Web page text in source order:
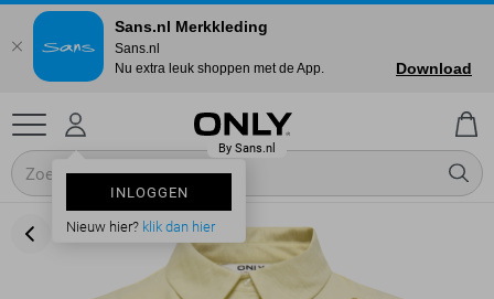
INLOGGEN
Nieuw hier? klik dan hier
Sans.nl Merkkleding
Sans.nl
Nu extra leuk shoppen met de App.
Download